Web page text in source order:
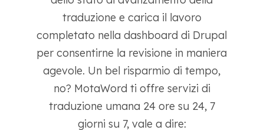
traduzione e carica il lavoro
completato nella dashboard di Drupal
per consentirne la revisione in maniera
agevole. Un bel risparmio di tempo,
no? MotaWord ti offre servizi di
traduzione umana 24 ore su 24, 7
giorni su 7, vale a dire: